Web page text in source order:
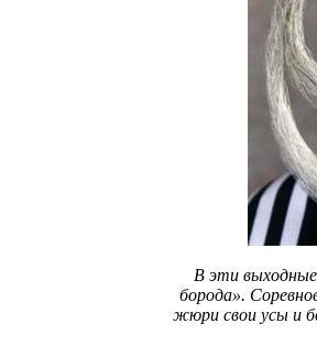
В эти
борода».
жюри свои усы и